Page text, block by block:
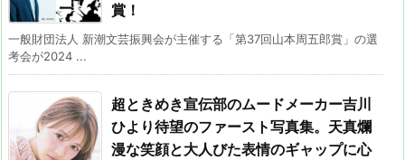
賞！
一般財団法人 新潮文芸振興会が主催する「第37回山本周五郎賞」の選
考会が2024 ...
超ときめき宣伝部のムードメーカー吉川
ひより待望のファースト写真集。天真爛
漫な笑顔と大人びた表情のギャップに心